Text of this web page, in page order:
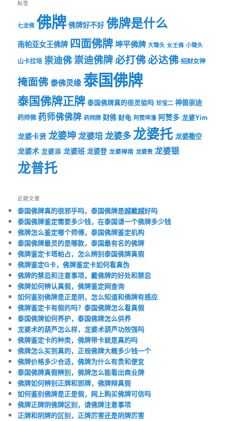
标签
七龙佛 佛牌 佛牌好不好 佛牌是什么
南帕亚女王佛牌 四面佛牌坤平佛牌 大锄头 女王佛 小锄头
山卡拉培 崇迪佛崇迪佛牌必打佛必达佛 招财女神
掩面佛泰佛灵缘泰国佛牌
泰国佛牌正牌 泰国佛牌真的很灵验吗 珍宝二 神兽崇迪
药师佛 药师佛佛牌 药师牌 财佛 财龟 阿赞坤潘 阿赞多 龙婆Yim
龙婆卡贤 龙婆坤龙婆培龙婆多龙婆托 龙婆撒空
龙婆术 龙婆添 龙婆班 龙婆登 龙婆禅南 龙婆贵 龙婆银
龙普托
近期文章
泰国佛牌真的很邪乎吗，泰国佛牌是越戴越好吗
泰国佛牌鉴定需要多少钱，在泰国请一个佛牌多少钱
佛牌怎么鉴定哪个师傅，泰国佛牌鉴定机构
泰国佛牌最灵的是哪款，泰国最有名的佛牌
佛牌鉴定卡塔帕占，怎么辨别泰国佛牌真假
佛牌鉴定G卡，佛牌鉴定卡如何看真伪
佛牌的禁忌和注意事项，戴佛牌的好处和禁忌
佛牌如何辨认真假，佛牌鉴定网查询
如何鉴别佛牌是正是阴，怎么知道和佛牌有感应
佛牌鉴定卡有假的吗？泰国佛牌怎么看真假
泰国佛牌如何养护，泰国佛牌怎么供养
龙婆术的葫芦怎么样，龙婆术葫芦功效强吗
佛牌鉴定卡的种类，佛牌带卡就是真的吗
佛牌怎么买到真的，正规佛牌大概多少钱一个
佛牌价格多少合适，佛牌为什么有贵和便宜
泰国佛牌真假辨别，佛牌怎么能看出商业牌
佛牌如何辨别正牌和邪牌，佛牌辩真假
如何鉴别佛牌是正是假，网上购买佛牌可信吗
佛牌正牌阴佛牌区别，请佛牌注意事项
正牌和阴牌的区别，正牌厉害还是阴牌厉害